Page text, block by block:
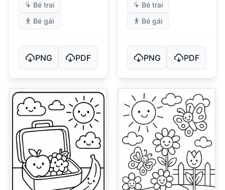
Bé trai
Bé gái
PNG PDF
Bé trai
Bé gái
PNG PDF